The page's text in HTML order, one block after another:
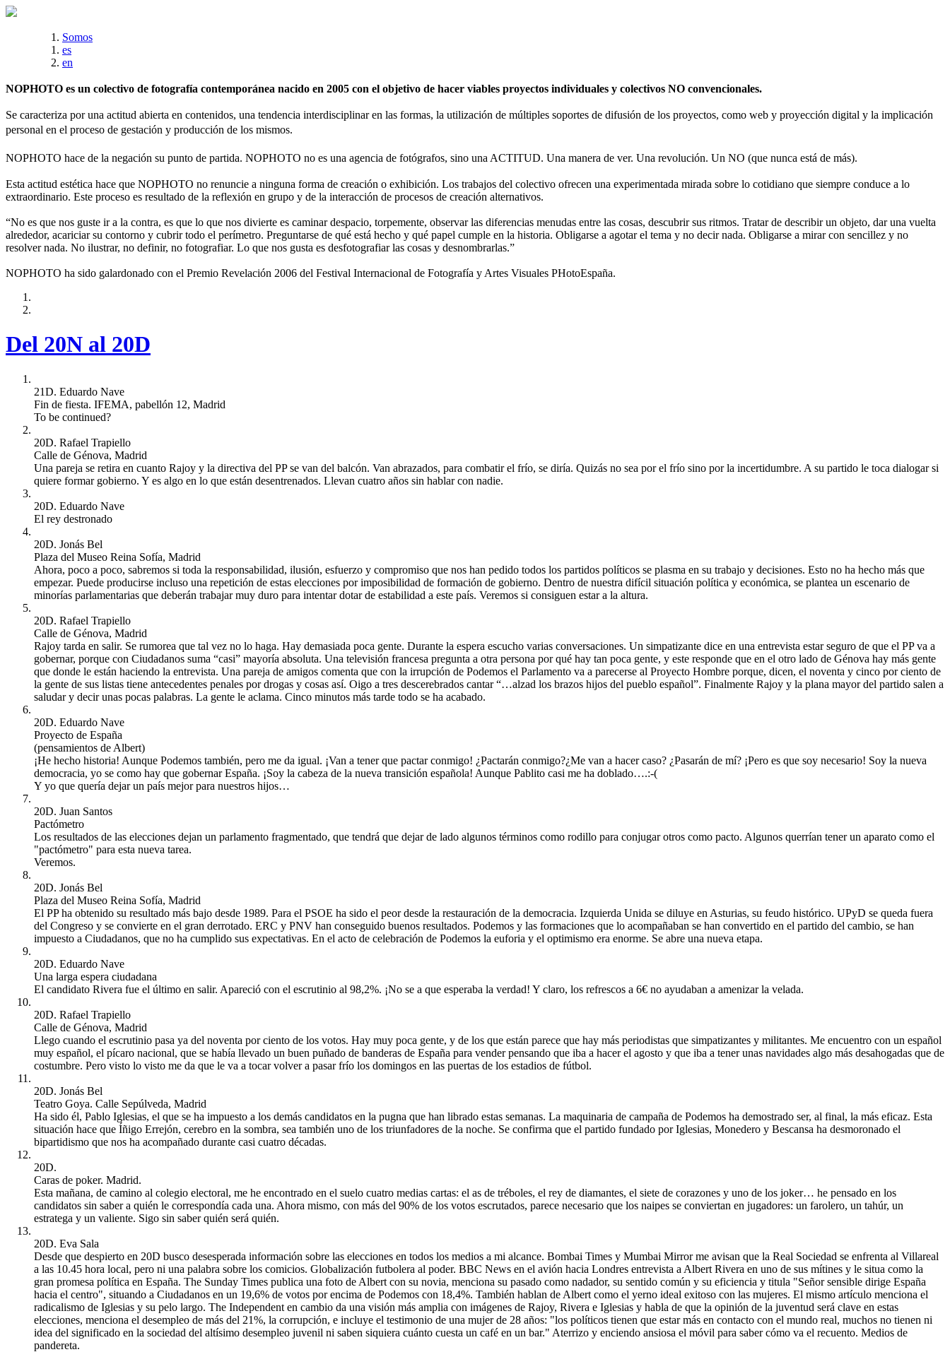
Somos
es
en
NOPHOTO es un colectivo de fotografía contemporánea nacido en 2005 con el objetivo de hacer viables proyectos individuales y colectivos NO convencionales.
Se caracteriza por una actitud abierta en contenidos, una tendencia interdisciplinar en las formas, la utilización de múltiples soportes de difusión de los proyectos, como web y proyección digital y la implicación
personal en el proceso de gestación y producción de los mismos.
NOPHOTO hace de la negación su punto de partida. NOPHOTO no es una agencia de fotógrafos, sino una ACTITUD. Una manera de ver. Una revolución. Un NO (que nunca está de más).
Esta actitud estética hace que NOPHOTO no renuncie a ninguna forma de creación o exhibición. Los trabajos del colectivo ofrecen una experimentada mirada sobre lo cotidiano que siempre conduce a lo
extraordinario. Este proceso es resultado de la reflexión en grupo y de la interacción de procesos de creación alternativos.
“No es que nos guste ir a la contra, es que lo que nos divierte es caminar despacio, torpemente, observar las diferencias menudas entre las cosas, descubrir sus ritmos. Tratar de describir un objeto, dar una vuelta
alrededor, acariciar su contorno y cubrir todo el perímetro. Preguntarse de qué está hecho y qué papel cumple en la historia. Obligarse a agotar el tema y no decir nada. Obligarse a mirar con sencillez y no
resolver nada. No ilustrar, no definir, no fotografiar. Lo que nos gusta es desfotografiar las cosas y desnombrarlas.”
NOPHOTO ha sido galardonado con el Premio Revelación 2006 del Festival Internacional de Fotografía y Artes Visuales PHotoEspaña.
Del 20N al 20D
21D. Eduardo Nave
Fin de fiesta. IFEMA, pabellón 12, Madrid
To be continued?
20D. Rafael Trapiello
Calle de Génova, Madrid
Una pareja se retira en cuanto Rajoy y la directiva del PP se van del balcón. Van abrazados, para combatir el frío, se diría. Quizás no sea por el frío sino por la incertidumbre. A su partido le toca dialogar si
quiere formar gobierno. Y es algo en lo que están desentrenados. Llevan cuatro años sin hablar con nadie.
20D. Eduardo Nave
El rey destronado
20D. Jonás Bel
Plaza del Museo Reina Sofía, Madrid
Ahora, poco a poco, sabremos si toda la responsabilidad, ilusión, esfuerzo y compromiso que nos han pedido todos los partidos políticos se plasma en su trabajo y decisiones. Esto no ha hecho más que
empezar. Puede producirse incluso una repetición de estas elecciones por imposibilidad de formación de gobierno. Dentro de nuestra difícil situación política y económica, se plantea un escenario de
minorías parlamentarias que deberán trabajar muy duro para intentar dotar de estabilidad a este país. Veremos si consiguen estar a la altura.
20D. Rafael Trapiello
Calle de Génova, Madrid
Rajoy tarda en salir. Se rumorea que tal vez no lo haga. Hay demasiada poca gente. Durante la espera escucho varias conversaciones. Un simpatizante dice en una entrevista estar seguro de que el PP va a
gobernar, porque con Ciudadanos suma “casi” mayoría absoluta. Una televisión francesa pregunta a otra persona por qué hay tan poca gente, y este responde que en el otro lado de Génova hay más gente
que donde le están haciendo la entrevista. Una pareja de amigos comenta que con la irrupción de Podemos el Parlamento va a parecerse al Proyecto Hombre porque, dicen, el noventa y cinco por ciento de
la gente de sus listas tiene antecedentes penales por drogas y cosas así. Oigo a tres descerebrados cantar “…alzad los brazos hijos del pueblo español”. Finalmente Rajoy y la plana mayor del partido salen a
saludar y decir unas pocas palabras. La gente le aclama. Cinco minutos más tarde todo se ha acabado.
20D. Eduardo Nave
Proyecto de España
(pensamientos de Albert)
¡He hecho historia! Aunque Podemos también, pero me da igual. ¡Van a tener que pactar conmigo! ¿Pactarán conmigo?¿Me van a hacer caso? ¿Pasarán de mí? ¡Pero es que soy necesario! Soy la nueva
democracia, yo se como hay que gobernar España. ¡Soy la cabeza de la nueva transición española! Aunque Pablito casi me ha doblado….:-(
Y yo que quería dejar un país mejor para nuestros hijos…
20D. Juan Santos
Pactómetro
Los resultados de las elecciones dejan un parlamento fragmentado, que tendrá que dejar de lado algunos términos como rodillo para conjugar otros como pacto. Algunos querrían tener un aparato como el
"pactómetro" para esta nueva tarea.
Veremos.
20D. Jonás Bel
Plaza del Museo Reina Sofía, Madrid
El PP ha obtenido su resultado más bajo desde 1989. Para el PSOE ha sido el peor desde la restauración de la democracia. Izquierda Unida se diluye en Asturias, su feudo histórico. UPyD se queda fuera
del Congreso y se convierte en el gran derrotado. ERC y PNV han conseguido buenos resultados. Podemos y las formaciones que lo acompañaban se han convertido en el partido del cambio, se han
impuesto a Ciudadanos, que no ha cumplido sus expectativas. En el acto de celebración de Podemos la euforia y el optimismo era enorme. Se abre una nueva etapa.
20D. Eduardo Nave
Una larga espera ciudadana
El candidato Rivera fue el último en salir. Apareció con el escrutinio al 98,2%. ¡No se a que esperaba la verdad! Y claro, los refrescos a 6€ no ayudaban a amenizar la velada.
20D. Rafael Trapiello
Calle de Génova, Madrid
Llego cuando el escrutinio pasa ya del noventa por ciento de los votos. Hay muy poca gente, y de los que están parece que hay más periodistas que simpatizantes y militantes. Me encuentro con un español
muy español, el pícaro nacional, que se había llevado un buen puñado de banderas de España para vender pensando que iba a hacer el agosto y que iba a tener unas navidades algo más desahogadas que de
costumbre. Pero visto lo visto me da que le va a tocar volver a pasar frío los domingos en las puertas de los estadios de fútbol.
20D. Jonás Bel
Teatro Goya. Calle Sepúlveda, Madrid
Ha sido él, Pablo Iglesias, el que se ha impuesto a los demás candidatos en la pugna que han librado estas semanas. La maquinaria de campaña de Podemos ha demostrado ser, al final, la más eficaz. Esta
situación hace que Íñigo Errejón, cerebro en la sombra, sea también uno de los triunfadores de la noche. Se confirma que el partido fundado por Iglesias, Monedero y Bescansa ha desmoronado el
bipartidismo que nos ha acompañado durante casi cuatro décadas.
20D.
Caras de poker. Madrid.
Esta mañana, de camino al colegio electoral, me he encontrado en el suelo cuatro medias cartas: el as de tréboles, el rey de diamantes, el siete de corazones y uno de los joker… he pensado en los
candidatos sin saber a quién le correspondía cada una. Ahora mismo, con más del 90% de los votos escrutados, parece necesario que los naipes se conviertan en jugadores: un farolero, un tahúr, un
estratega y un valiente. Sigo sin saber quién será quién.
20D. Eva Sala
Desde que despierto en 20D busco desesperada información sobre las elecciones en todos los medios a mi alcance. Bombai Times y Mumbai Mirror me avisan que la Real Sociedad se enfrenta al Villareal
a las 10.45 hora local, pero ni una palabra sobre los comicios. Globalización futbolera al poder. BBC News en el avión hacia Londres entrevista a Albert Rivera en uno de sus mítines y le situa como la
gran promesa política en España. The Sunday Times publica una foto de Albert con su novia, menciona su pasado como nadador, su sentido común y su eficiencia y titula "Señor sensible dirige España
hacia el centro", situando a Ciudadanos en un 19,6% de votos por encima de Podemos con 18,4%. También hablan de Albert como el yerno ideal exitoso con las mujeres. El mismo artículo menciona el
radicalismo de Iglesias y su pelo largo. The Independent en cambio da una visión más amplia con imágenes de Rajoy, Rivera e Iglesias y habla de que la opinión de la juventud será clave en estas
elecciones, menciona el desempleo de más del 21%, la corrupción, e incluye el testimonio de una mujer de 28 años: "los políticos tienen que estar más en contacto con el mundo real, muchos no tienen ni
idea del significado en la sociedad del altísimo desempleo juvenil ni saben siquiera cuánto cuesta un café en un bar." Aterrizo y enciendo ansiosa el móvil para saber cómo va el recuento. Medios de
pandereta.